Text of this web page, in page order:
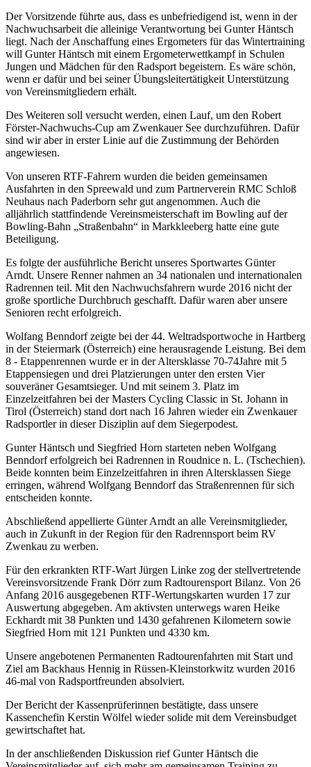
Der Vorsitzende führte aus, dass es unbefriedigend ist, wenn in der
Nachwuchsarbeit die alleinige Verantwortung bei Gunter Häntsch
liegt. Nach der Anschaffung eines Ergometers für das Wintertraining
will Gunter Häntsch mit einem Ergometerwettkampf in Schulen
Jungen und Mädchen für den Radsport begeistern. Es wäre schön,
wenn er dafür und bei seiner Übungsleitertätigkeit Unterstützung
von Vereinsmitgliedern erhält.
Des Weiteren soll versucht werden, einen Lauf, um den Robert
Förster-Nachwuchs-Cup am Zwenkauer See durchzuführen. Dafür
sind wir aber in erster Linie auf die Zustimmung der Behörden
angewiesen.
Von unseren RTF-Fahrern wurden die beiden gemeinsamen
Ausfahrten in den Spreewald und zum Partnerverein RMC Schloß
Neuhaus nach Paderborn sehr gut angenommen. Auch die
alljährlich stattfindende Vereinsmeisterschaft im Bowling auf der
Bowling-Bahn „Straßenbahn“ in Markkleeberg hatte eine gute
Beteiligung.
Es folgte der ausführliche Bericht unseres Sportwartes Günter
Arndt. Unsere Renner nahmen an 34 nationalen und internationalen
Radrennen teil. Mit den Nachwuchsfahrern wurde 2016 nicht der
große sportliche Durchbruch geschafft. Dafür waren aber unsere
Senioren recht erfolgreich.
Wolfang Benndorf zeigte bei der 44. Weltradsportwoche in Hartberg
in der Steiermark (Österreich) eine herausragende Leistung. Bei dem
8 - Etappenrennen wurde er in der Altersklasse 70-74Jahre mit 5
Etappensiegen und drei Platzierungen unter den ersten Vier
souveräner Gesamtsieger. Und mit seinem 3. Platz im
Einzelzeitfahren bei der Masters Cycling Classic in St. Johann in
Tirol (Österreich) stand dort nach 16 Jahren wieder ein Zwenkauer
Radsportler in dieser Disziplin auf dem Siegerpodest.
Gunter Häntsch und Siegfried Horn starteten neben Wolfgang
Benndorf erfolgreich bei Radrennen in Roudnice n. L. (Tschechien).
Beide konnten beim Einzelzeitfahren in ihren Altersklassen Siege
erringen, während Wolfgang Benndorf das Straßenrennen für sich
entscheiden konnte.
Abschließend appellierte Günter Arndt an alle Vereinsmitglieder,
auch in Zukunft in der Region für den Radrennsport beim RV
Zwenkau zu werben.
Für den erkrankten RTF-Wart Jürgen Linke zog der stellvertretende
Vereinsvorsitzende Frank Dörr zum Radtourensport Bilanz. Von 26
Anfang 2016 ausgegebenen RTF-Wertungskarten wurden 17 zur
Auswertung abgegeben. Am aktivsten unterwegs waren Heike
Eckhardt mit 38 Punkten und 1430 gefahrenen Kilometern sowie
Siegfried Horn mit 121 Punkten und 4330 km.
Unsere angebotenen Permanenten Radtourenfahrten mit Start und
Ziel am Backhaus Hennig in Rüssen-Kleinstorkwitz wurden 2016
46-mal von Radsportfreunden absolviert.
Der Bericht der Kassenprüferinnen bestätigte, dass unsere
Kassenchefin Kerstin Wölfel wieder solide mit dem Vereinsbudget
gewirtschaftet hat.
In der anschließenden Diskussion rief Gunter Häntsch die